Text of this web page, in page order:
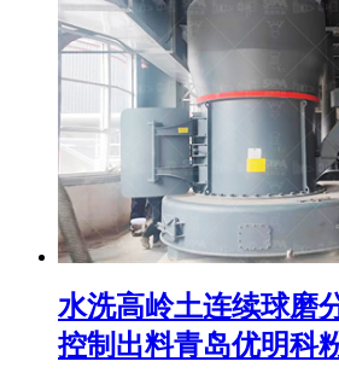
水洗高岭土连续球磨
控制出料青岛优明科